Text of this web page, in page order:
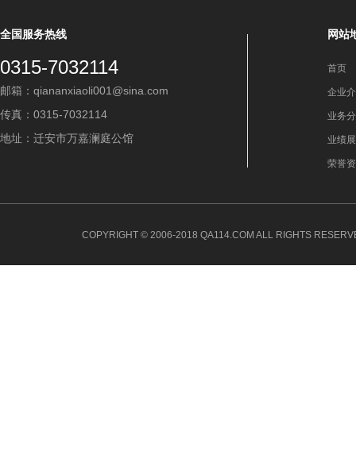
全国服务热线
0315-7032114
邮箱：qiananxiaoli001@sina.com
传真：0315-7032114
地址：迁安市万嘉澜庭公馆
网站
首页
企业
业务
业绩
荣誉
COPYRIGHT © 2006-2018 QA114.COM ALL RIGHTS